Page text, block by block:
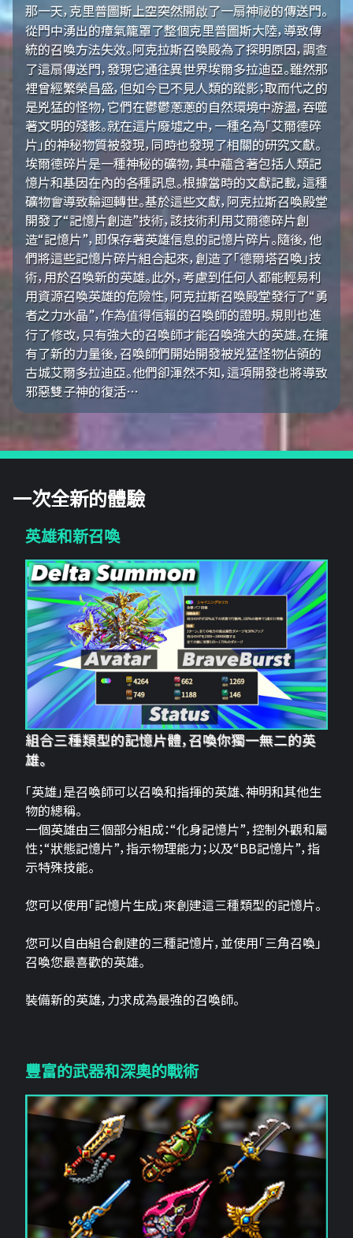
那一天，克里普圖斯上空突然開啟了一扇神祕的傳送門。
從門中湧出的瘴氣籠罩了整個克里普圖斯大陸，導致傳
統的召喚方法失效。阿克拉斯召喚殿為了探明原因，調查
了這扇傳送門，發現它通往異世界埃爾多拉迪亞。雖然那
裡曾經繁榮昌盛，但如今已不見人類的蹤影；取而代之的
是兇猛的怪物，它們在鬱鬱蔥蔥的自然環境中游盪，吞噬
著文明的殘骸。就在這片廢墟之中，一種名為「艾爾德碎
片」的神秘物質被發現，同時也發現了相關的研究文獻。
埃爾德碎片是一種神秘的礦物，其中蘊含著包括人類記
憶片和基因在內的各種訊息。根據當時的文獻記載，這種
礦物會導致輪迴轉世。基於這些文獻，阿克拉斯召喚殿堂
開發了“記憶片創造”技術，該技術利用艾爾德碎片創
造“記憶片”，即保存著英雄信息的記憶片碎片。隨後，他
們將這些記憶片碎片組合起來，創造了「德爾塔召喚」技
術，用於召喚新的英雄。此外，考慮到任何人都能輕易利
用資源召喚英雄的危險性，阿克拉斯召喚殿堂發行了“勇
者之力水晶”，作為值得信賴的召喚師的證明。規則也進
行了修改，只有強大的召喚師才能召喚強大的英雄。在擁
有了新的力量後，召喚師們開始開發被兇猛怪物佔領的
古城艾爾多拉迪亞。他們卻渾然不知，這項開發也將導致
邪惡雙子神的復活…
一次全新的體驗
英雄和新召喚
組合三種類型的記憶片體，召喚你獨一無二的英
雄。
「英雄」是召喚師可以召喚和指揮的英雄、神明和其他生
物的總稱。
一個英雄由三個部分組成：“化身記憶片”，控制外觀和屬
性；“狀態記憶片”，指示物理能力；以及“BB記憶片”，指
示特殊技能。
您可以使用「記憶片生成」來創建這三​​種類型的記憶片。
您可以自由組合創建的三種記憶片，並使用「三角召喚」
召喚您最喜歡的英雄。
裝備新的英雄，力求成為最強的召喚師。
豐富的武器和深奧的戰術